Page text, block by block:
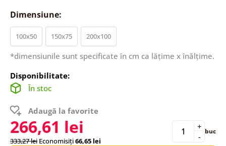
Dimensiune:
100x50 150x75 200x100
*dimensiunile sunt specificate în cm ca lățime x înălțime.
Disponibilitate:
În stoc
Adaugă la favorite
266,61 lei
333,27 lei Economisiți66,65 lei -
+ buc